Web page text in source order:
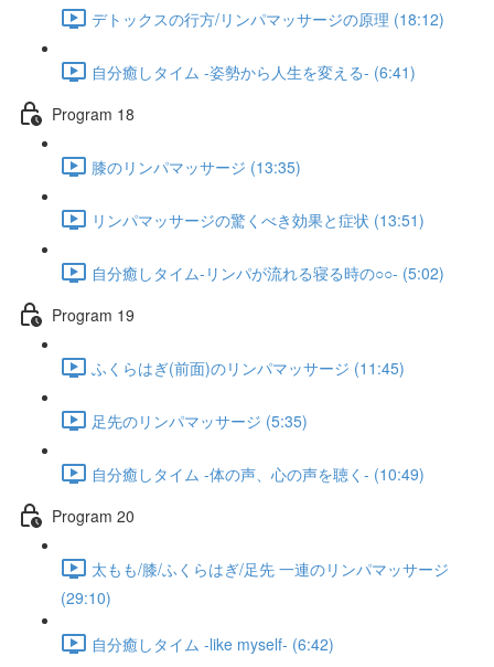
デトックスの行方/リンパマッサージの原理 (18:12)
自分癒しタイム -姿勢から人生を変える- (6:41)
Program 18
膝のリンパマッサージ (13:35)
リンパマッサージの驚くべき効果と症状 (13:51)
自分癒しタイム-リンパが流れる寝る時の○○- (5:02)
Program 19
ふくらはぎ(前面)のリンパマッサージ (11:45)
足先のリンパマッサージ (5:35)
自分癒しタイム -体の声、心の声を聴く- (10:49)
Program 20
太もも/膝/ふくらはぎ/足先 一連のリンパマッサージ
(29:10)
自分癒しタイム -like myself- (6:42)